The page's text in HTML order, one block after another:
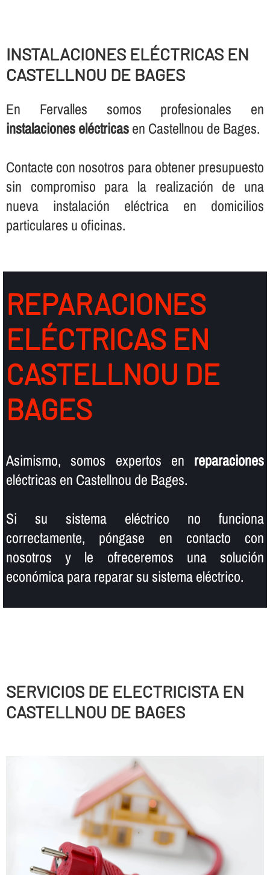
INSTALACIONES ELÉCTRICAS EN
CASTELLNOU DE BAGES
En Fervalles somos profesionales en
instalaciones eléctricasen Castellnou de Bages.
Contacte con nosotros para obtener presupuesto
sin compromiso para la realización de una
nueva instalación eléctrica en domicilios
particulares u oficinas.
REPARACIONES
ELÉCTRICAS EN
CASTELLNOU DE
BAGES
Asimismo, somos expertos en reparaciones
eléctricas en Castellnou de Bages.
Si su sistema eléctrico no funciona
correctamente, póngase en contacto con
nosotros y le ofreceremos una solución
económica para reparar su sistema eléctrico.
SERVICIOS DE ELECTRICISTA EN
CASTELLNOU DE BAGES